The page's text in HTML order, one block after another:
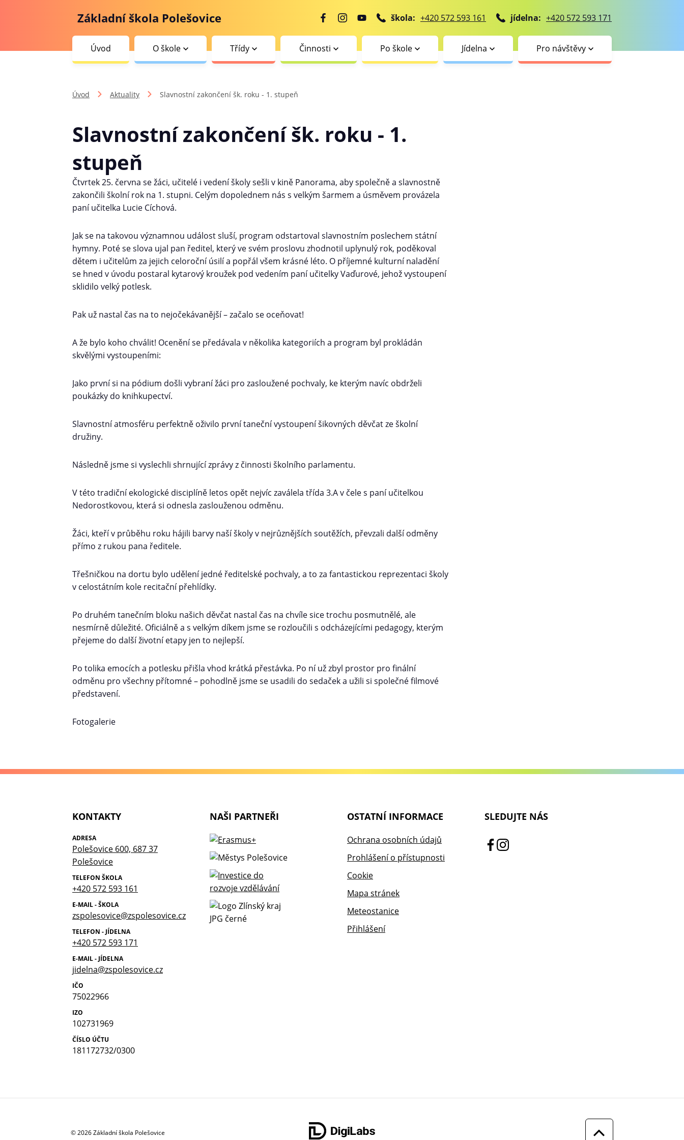
Základní škola Polešovice škola: +420 572 593 161 jídelna: +420 572 593 171
Úvod O škole Třídy Činnosti Po škole Jídelna Pro návštěvy
Úvod Aktuality Slavnostní zakončení šk. roku - 1. stupeň
Slavnostní zakončení šk. roku - 1.
stupeň
Čtvrtek 25. června se žáci, učitelé i vedení školy sešli v kině Panorama, aby společně a slavnostně
zakončili školní rok na 1. stupni. Celým dopolednem nás s velkým šarmem a úsměvem provázela
paní učitelka Lucie Cíchová.
Jak se na takovou významnou událost sluší, program odstartoval slavnostním poslechem státní
hymny. Poté se slova ujal pan ředitel, který ve svém proslovu zhodnotil uplynulý rok, poděkoval
dětem i učitelům za jejich celoroční úsilí a popřál všem krásné léto. O příjemné kulturní naladění
se hned v úvodu postaral kytarový kroužek pod vedením paní učitelky Vaďurové, jehož vystoupení
sklidilo velký potlesk.
Pak už nastal čas na to nejočekávanější – začalo se oceňovat!
A že bylo koho chválit! Ocenění se předávala v několika kategoriích a program byl prokládán
skvělými vystoupeními:
Jako první si na pódium došli vybraní žáci pro zasloužené pochvaly, ke kterým navíc obdrželi
poukázky do knihkupectví.
Slavnostní atmosféru perfektně oživilo první taneční vystoupení šikovných děvčat ze školní
družiny.
Následně jsme si vyslechli shrnující zprávy z činnosti školního parlamentu.
V této tradiční ekologické disciplíně letos opět nejvíc zaválela třída 3.A v čele s paní učitelkou
Nedorostkovou, která si odnesla zaslouženou odměnu.
Žáci, kteří v průběhu roku hájili barvy naší školy v nejrůznějších soutěžích, převzali další odměny
přímo z rukou pana ředitele.
Třešničkou na dortu bylo udělení jedné ředitelské pochvaly, a to za fantastickou reprezentaci školy
v celostátním kole recitační přehlídky.
Po druhém tanečním bloku našich děvčat nastal čas na chvíle sice trochu posmutnělé, ale
nesmírně důležité. Oficiálně a s velkým díkem jsme se rozloučili s odcházejícími pedagogy, kterým
přejeme do další životní etapy jen to nejlepší.
Po tolika emocích a potlesku přišla vhod krátká přestávka. Po ní už zbyl prostor pro finální
odměnu pro všechny přítomné – pohodlně jsme se usadili do sedaček a užili si společné filmové
představení.
Fotogalerie
KONTAKTY
ADRESA
Polešovice 600, 687 37
Polešovice
TELEFON ŠKOLA
+420 572 593 161
E-MAIL - ŠKOLA
zspolesovice@zspolesovice.cz
TELEFON - JÍDELNA
+420 572 593 171
E-MAIL - JÍDELNA
jidelna@zspolesovice.cz
IČO
75022966
IZO
102731969
ČÍSLO ÚČTU
181172732/0300
NAŠI PARTNEŘI OSTATNÍ INFORMACE
Ochrana osobních údajů
Prohlášení o přístupnosti
Cookie
Mapa stránek
Meteostanice
Přihlášení
SLEDUJTE NÁS
© 2026 Základní škola Polešovice